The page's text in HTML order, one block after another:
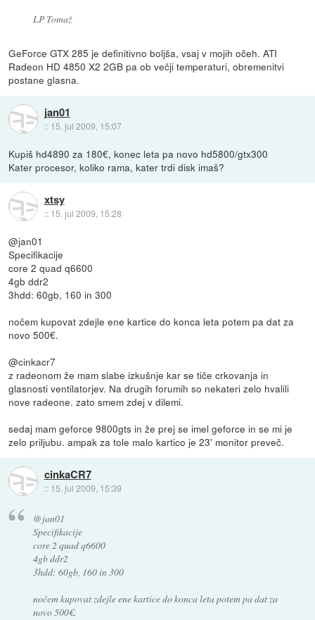
LP Tomaž
GeForce GTX 285 je definitivno boljša, vsaj v mojih očeh. ATI
Radeon HD 4850 X2 2GB pa ob večji temperaturi, obremenitvi
postane glasna.
jan01
:: 15. jul 2009, 15:07
Kupiš hd4890 za 180€, konec leta pa novo hd5800/gtx300
Kater procesor, koliko rama, kater trdi disk imaš?
xtsy
:: 15. jul 2009, 15:28
@jan01
Specifikacije
core 2 quad q6600
4gb ddr2
3hdd: 60gb, 160 in 300
nočem kupovat zdejle ene kartice do konca leta potem pa dat za
novo 500€.
@cinkacr7
z radeonom že mam slabe izkušnje kar se tiče crkovanja in
glasnosti ventilatorjev. Na drugih forumih so nekateri zelo hvalili
nove radeone. zato smem zdej v dilemi.
sedaj mam geforce 9800gts in že prej se imel geforce in se mi je
zelo priljubu. ampak za tole malo kartico je 23' monitor preveč.
cinkaCR7
:: 15. jul 2009, 15:39
@jan01
Specifikacije
core 2 quad q6600
4gb ddr2
3hdd: 60gb, 160 in 300
nočem kupovat zdejle ene kartice do konca leta potem pa dat za
novo 500€.